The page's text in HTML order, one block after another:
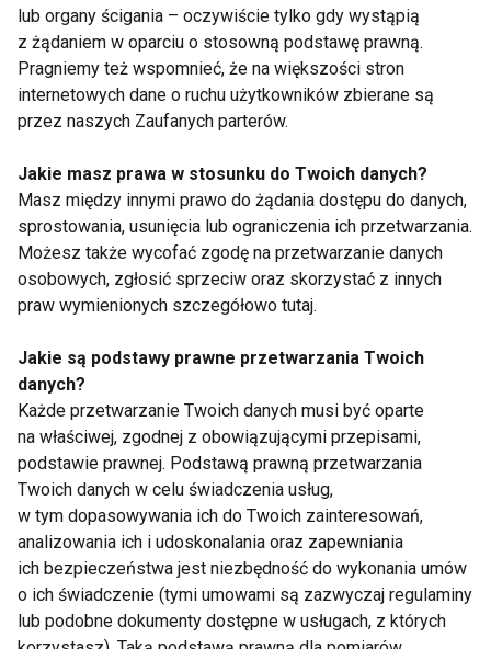
wiosnę!
Nogi, Pośladki, Brzuch
- True Killer
Legs and Butt Shaper
Workout
Pokaż więcej
Profilaktyka
Jak chorują Polacy?
Tajemniczy świat jelit:
lub organy ścigania – oczywiście tylko gdy wystąpią
z żądaniem w oparciu o stosowną podstawę prawną.
Pragniemy też wspomnieć, że na większości stron
internetowych dane o ruchu użytkowników zbierane są
przez naszych Zaufanych parterów.
Jakie masz prawa w stosunku do Twoich danych?
Masz między innymi prawo do żądania dostępu do danych,
sprostowania, usunięcia lub ograniczenia ich przetwarzania.
Możesz także wycofać zgodę na przetwarzanie danych
osobowych, zgłosić sprzeciw oraz skorzystać z innych
praw wymienionych szczegółowo tutaj.
Jakie są podstawy prawne przetwarzania Twoich
danych?
Każde przetwarzanie Twoich danych musi być oparte
na właściwej, zgodnej z obowiązującymi przepisami,
podstawie prawnej. Podstawą prawną przetwarzania
Twoich danych w celu świadczenia usług,
w tym dopasowywania ich do Twoich zainteresowań,
analizowania ich i udoskonalania oraz zapewniania
ich bezpieczeństwa jest niezbędność do wykonania umów
o ich świadczenie (tymi umowami są zazwyczaj regulaminy
lub podobne dokumenty dostępne w usługach, z których